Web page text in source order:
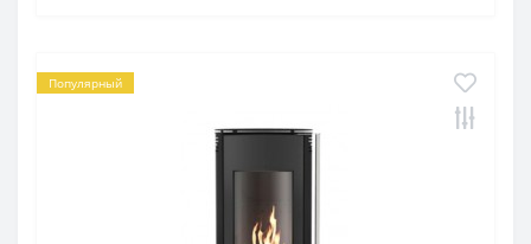
Популярный